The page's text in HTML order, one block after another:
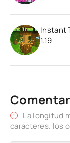
Instant
1.19
La longitud
caracteres. los